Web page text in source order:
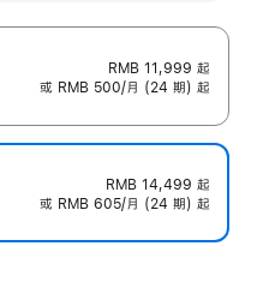
RMB 11,999 起
或 RMB 500/月 (24 期) 起
RMB 14,499 起
或 RMB 605/月 (24 期) 起